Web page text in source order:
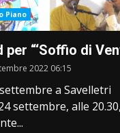
Piano
“‘Soffio di
2022 06:15
a Savelletri
settembre, alle